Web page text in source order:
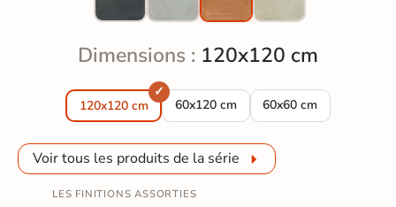
Dimensions : 120x120 cm
120x120 cm 60x120 cm
Carrelage sol Teguise terracotta
60x60 cm
Carrelage sol Teguise
Voir tous les produits de la série
LES FINITIONS ASSORTIES